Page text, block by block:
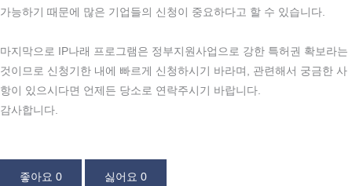
가능하기 때문에 많은 기업들의 신청이 중요하다고 할 수 있습니다.
마지막으로 IP나래 프로그램은 정부지원사업으로 강한 특허권 확보라는
것이므로 신청기한 내에 빠르게 신청하시기 바라며, 관련해서 궁금한 사
항이 있으시다면 언제든 당소로 연락주시기 바랍니다.
감사합니다.
좋아요 0 싫어요 0